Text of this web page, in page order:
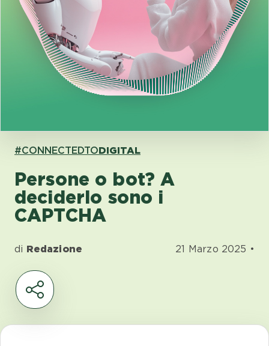
#CONNECTEDTODIGITAL
Persone o bot? A
deciderlo sono i
CAPTCHA
di Redazione 21 Marzo 2025 •